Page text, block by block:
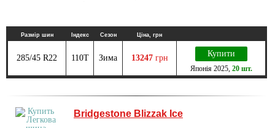
Размір шин Індекс Сезон Ціна, грн
285/45 R22 110T Зима 13247 грн Купити
Японія2025, 20 шт.
Bridgestone Blizzak Ice